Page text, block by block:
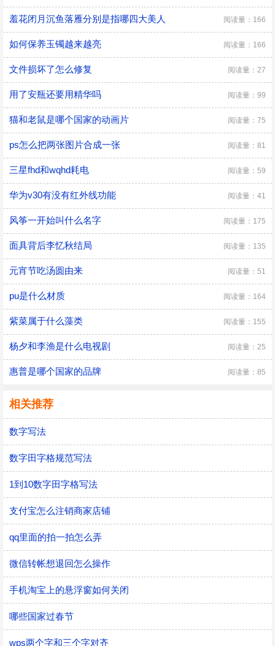
羞花闭月沉鱼落雁分别是指哪四大美人 阅读量：166
如何保养玉镯越来越亮 阅读量：166
文件损坏了怎么修复 阅读量：27
用了安瓶还要用精华吗 阅读量：99
猫和老鼠是哪个国家的动画片 阅读量：75
ps怎么把两张图片合成一张 阅读量：81
三星fhd和wqhd耗电 阅读量：59
华为v30有没有红外线功能 阅读量：41
风筝一开始叫什么名字 阅读量：175
面具背后李忆秋结局 阅读量：135
元宵节吃汤圆由来 阅读量：51
pu是什么材质 阅读量：164
紫菜属于什么藻类 阅读量：155
杨夕和李渔是什么电视剧 阅读量：25
惠普是哪个国家的品牌 阅读量：85
相关推荐
数字写法
数字田字格规范写法
1到10数字田字格写法
支付宝怎么注销商家店铺
qq里面的拍一拍怎么弄
微信转帐想退回怎么操作
手机淘宝上的悬浮窗如何关闭
哪些国家过春节
wps两个字和三个字对齐